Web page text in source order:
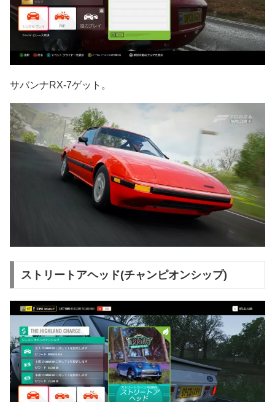
サバンナRX-7ゲット。
ストリートアヘッド(チャンピオンシップ)